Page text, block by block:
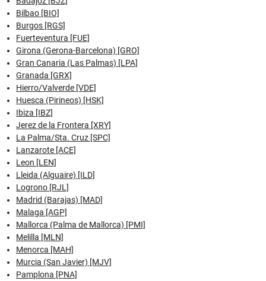
Bilbao [BIO]
Burgos [RGS]
Fuerteventura [FUE]
Girona (Gerona-Barcelona) [GRO]
Gran Canaria (Las Palmas) [LPA]
Granada [GRX]
Hierro/Valverde [VDE]
Huesca (Pirineos) [HSK]
Ibiza [IBZ]
Jerez de la Frontera [XRY]
La Palma/Sta. Cruz [SPC]
Lanzarote [ACE]
Leon [LEN]
Lleida (Alguaire) [ILD]
Logrono [RJL]
Madrid (Barajas) [MAD]
Malaga [AGP]
Mallorca (Palma de Mallorca) [PMI]
Melilla [MLN]
Menorca [MAH]
Murcia (San Javier) [MJV]
Pamplona [PNA]